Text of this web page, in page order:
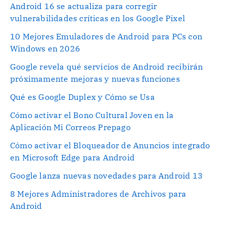
Android 16 se actualiza para corregir
vulnerabilidades críticas en los Google Pixel
10 Mejores Emuladores de Android para PCs con
Windows en 2026
Google revela qué servicios de Android recibirán
próximamente mejoras y nuevas funciones
Qué es Google Duplex y Cómo se Usa
Cómo activar el Bono Cultural Joven en la
Aplicación Mi Correos Prepago
Cómo activar el Bloqueador de Anuncios integrado
en Microsoft Edge para Android
Google lanza nuevas novedades para Android 13
8 Mejores Administradores de Archivos para
Android